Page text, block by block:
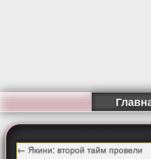
← Якини: второй тайм провели